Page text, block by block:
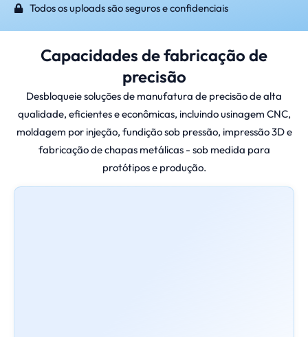
Todos os uploads são seguros e confidenciais
Capacidades de fabricação de
precisão
Desbloqueie soluções de manufatura de precisão de alta
qualidade, eficientes e econômicas, incluindo usinagem CNC,
moldagem por injeção, fundição sob pressão, impressão 3D e
fabricação de chapas metálicas - sob medida para
protótipos e produção.